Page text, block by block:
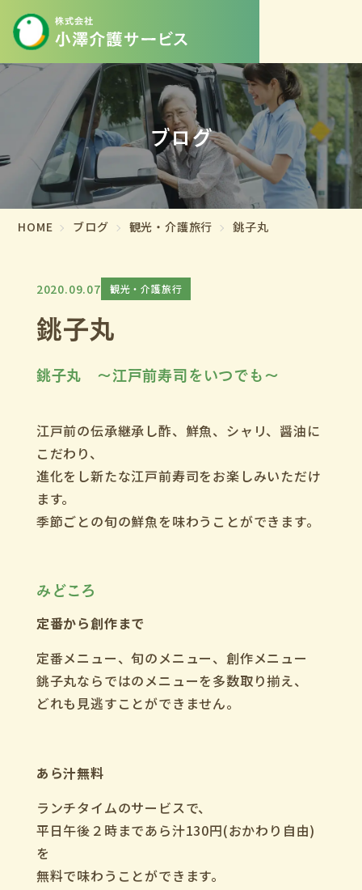
ブログ
HOME ブログ 観光・介護旅行 銚子丸
2020.09.07 観光・介護旅行
銚子丸
銚子丸 ～江戸前寿司をいつでも～
江戸前の伝承継承し酢、鮮魚、シャリ、醤油に
こだわり、
進化をし新たな江戸前寿司をお楽しみいただけ
ます。
季節ごとの旬の鮮魚を味わうことができます。
みどころ
定番から創作まで
定番メニュー、旬のメニュー、創作メニュー
銚子丸ならではのメニューを多数取り揃え、
どれも見逃すことができません。
あら汁無料
ランチタイムのサービスで、
平日午後２時まであら汁130円(おかわり自由)
を
無料で味わうことができます。